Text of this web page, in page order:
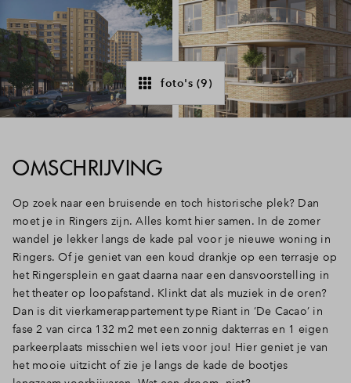
Inloggen
foto's (9)
OMSCHRIJVING
Op zoek naar een bruisende en toch historische plek? Dan
moet je in Ringers zijn. Alles komt hier samen. In de zomer
wandel je lekker langs de kade pal voor je nieuwe woning in
Ringers. Of je geniet van een koud drankje op een terrasje op
het Ringersplein en gaat daarna naar een dansvoorstelling in
het theater op loopafstand. Klinkt dat als muziek in de oren?
Dan is dit vierkamerappartement type Riant in ‘De Cacao’ in
fase 2 van circa 132 m2 met een zonnig dakterras en 1 eigen
parkeerplaats misschien wel iets voor jou! Hier geniet je van
het mooie uitzicht of zie je langs de kade de bootjes